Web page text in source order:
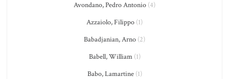
Avondano, Pedro Antonio (4)
Azzaiolo, Filippo (1)
Babadjanian, Arno (2)
Babell, William(1)
Babo, Lamartine(1)